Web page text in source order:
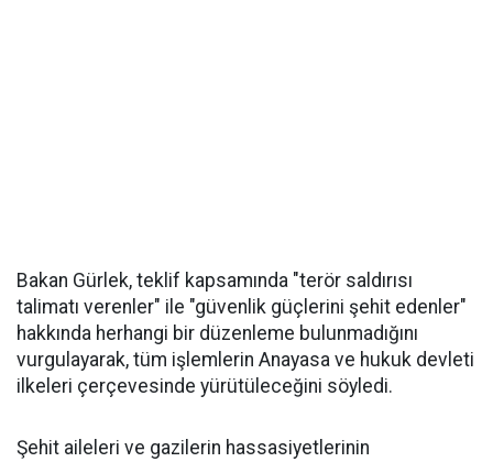
Bakan Gürlek, teklif kapsamında "terör saldırısı
talimatı verenler" ile "güvenlik güçlerini şehit edenler"
hakkında herhangi bir düzenleme bulunmadığını
vurgulayarak, tüm işlemlerin Anayasa ve hukuk devleti
ilkeleri çerçevesinde yürütüleceğini söyledi.
Şehit aileleri ve gazilerin hassasiyetlerinin